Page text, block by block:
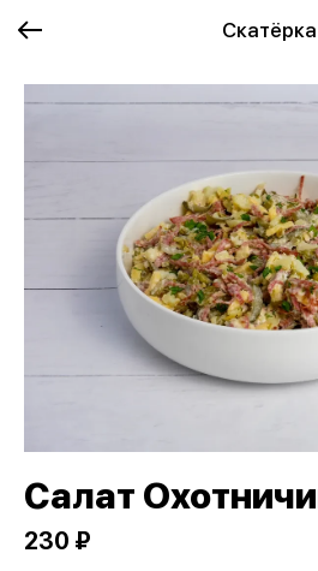
Скатёрка
Салат
230 ₽